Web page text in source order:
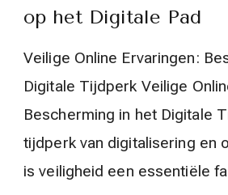
op het Digitale Pad
Veilige Online Ervaringen:
Digitale Tijdperk Veilige
Bescherming in het Digitale
tijdperk van digitalisering en
is veiligheid een essentiële